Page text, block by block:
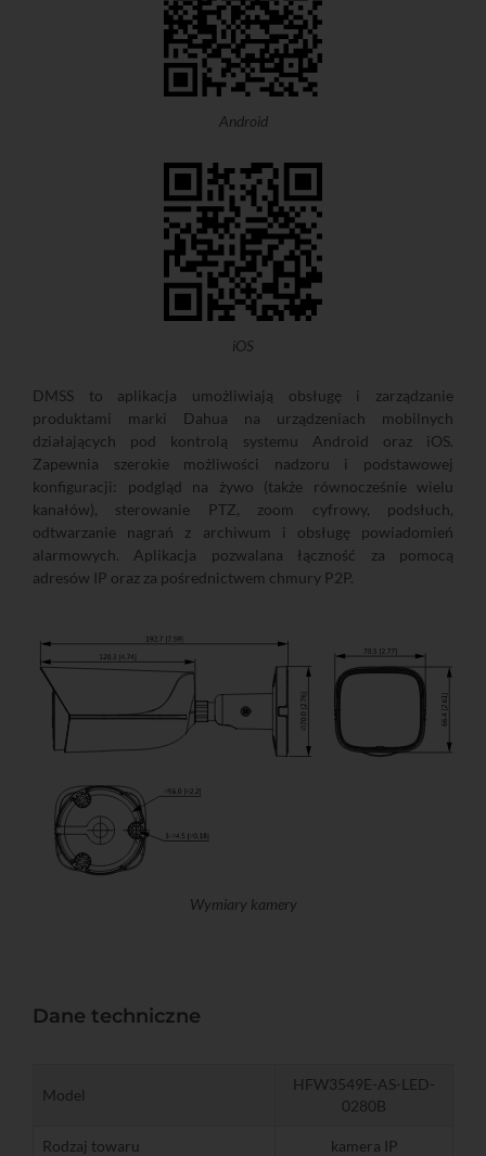
Android
iOS
DMSS to aplikacja umożliwiają obsługę i zarządzanie
produktami marki Dahua na urządzeniach mobilnych
działających pod kontrolą systemu Android oraz iOS.
Zapewnia szerokie możliwości nadzoru i podstawowej
konfiguracji: podgląd na żywo (także równocześnie wielu
kanałów), sterowanie PTZ, zoom cyfrowy, podsłuch,
odtwarzanie nagrań z archiwum i obsługę powiadomień
alarmowych. Aplikacja pozwalana łączność za pomocą
adresów IP oraz za pośrednictwem chmury P2P.
Wymiary kamery
Dane techniczne
Model
HFW3549E-AS-LED-
0280B
Rodzaj towaru kamera IP